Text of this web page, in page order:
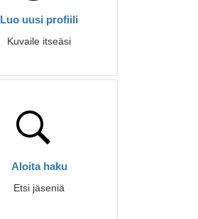
Luo uusi profiili
Kuvaile itseäsi
Aloita haku
Etsi jäseniä